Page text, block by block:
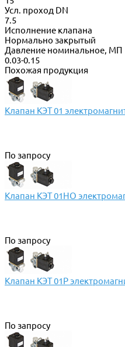
Усл. проход DN
7.5
Исполнение клапана
Нормально закрытый
Давление номинальное, МП
0.03-0.15
Похожая продукция
Клапан КЭТ 01
По запросу
Клапан КЭТ 01НО
По запросу
Клапан КЭТ 01Р
По запросу